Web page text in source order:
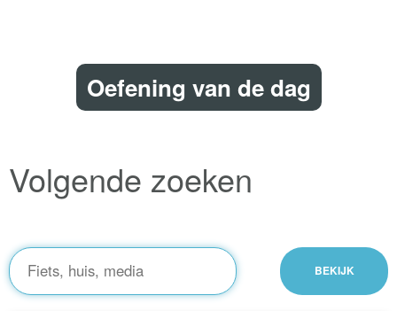
Oefening van de dag
Volgende zoeken